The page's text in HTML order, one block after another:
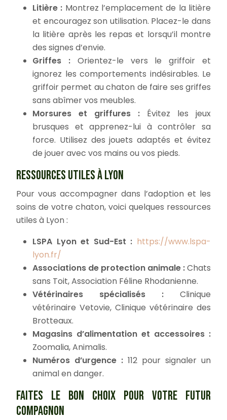
Litière : Montrez l’emplacement de la litière
et encouragez son utilisation. Placez-le dans
la litière après les repas et lorsqu’il montre
des signes d’envie.
Griffes : Orientez-le vers le griffoir et
ignorez les comportements indésirables. Le
griffoir permet au chaton de faire ses griffes
sans abîmer vos meubles.
Morsures et griffures : Évitez les jeux
brusques et apprenez-lui à contrôler sa
force. Utilisez des jouets adaptés et évitez
de jouer avec vos mains ou vos pieds.
RESSOURCES UTILES À LYON
Pour vous accompagner dans l’adoption et les
soins de votre chaton, voici quelques ressources
utiles à Lyon :
LSPA Lyon et Sud-Est : https://www.lspa-
lyon.fr/
Associations de protection animale :Chats
sans Toit, Association Féline Rhodanienne.
Vétérinaires spécialisés : Clinique
vétérinaire Vetovie, Clinique vétérinaire des
Brotteaux.
Magasins d’alimentation et accessoires :
Zoomalia, Animalis.
Numéros d’urgence : 112 pour signaler un
animal en danger.
FAITES LE BON CHOIX POUR VOTRE FUTUR
COMPAGNON